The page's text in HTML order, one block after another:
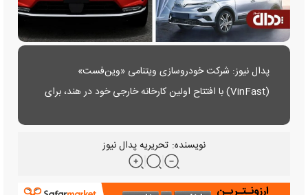
پدال نیوز: شرکت خودروسازی ویتنامی «وین‌فست»
(VinFast) با افتتاح اولین کارخانه خارجی خود در هند، برای
نویسنده: تحریریه پدال نیوز